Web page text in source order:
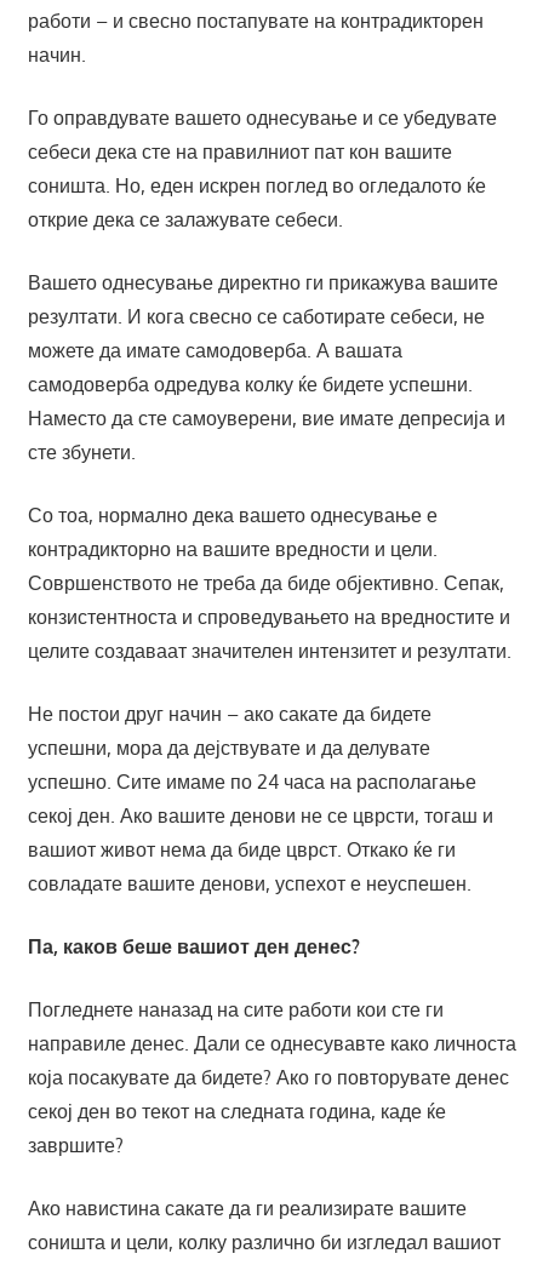
работи – и свесно постапувате на контрадикторен
начин.
Го оправдувате вашето однесување и се убедувате
себеси дека сте на правилниот пат кон вашите
соништа. Но, еден искрен поглед во огледалото ќе
открие дека се залажувате себеси.
Вашето однесување директно ги прикажува вашите
резултати. И кога свесно се саботирате себеси, не
можете да имате самодоверба. А вашата
самодоверба одредува колку ќе бидете успешни.
Наместо да сте самоуверени, вие имате депресија и
сте збунети.
Со тоа, нормално дека вашето однесување е
контрадикторно на вашите вредности и цели.
Совршенството не треба да биде објективно. Сепак,
конзистентноста и спроведувањето на вредностите и
целите создаваат значителен интензитет и резултати.
Не постои друг начин – ако сакате да бидете
успешни, мора да дејствувате и да делувате
успешно. Сите имаме по 24 часа на располагање
секој ден. Ако вашите денови не се цврсти, тогаш и
вашиот живот нема да биде цврст. Откако ќе ги
совладате вашите денови, успехот е неуспешен.
Па, каков беше вашиот ден денес?
Погледнете наназад на сите работи кои сте ги
направиле денес. Дали се однесувавте како личноста
која посакувате да бидете? Ако го повторувате денес
секој ден во текот на следната година, каде ќе
завршите?
Ако навистина сакате да ги реализирате вашите
соништа и цели, колку различно би изгледал вашиот